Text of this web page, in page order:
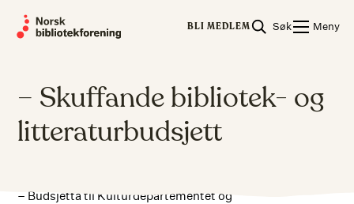
BLI MEDLEM Søk Meny
– Skuffande bibliotek- og
litteraturbudsjett
– Budsjetta til Kulturdepartementet og